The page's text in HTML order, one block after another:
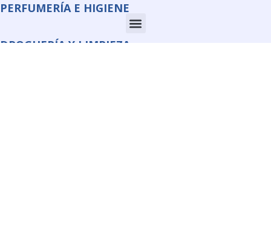
PERFUMERÍA E HIGIENE
DROGUERÍA Y LIMPIEZA